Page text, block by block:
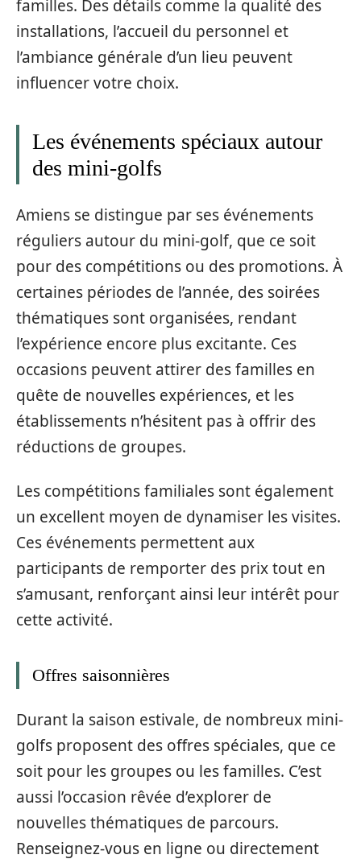
familles. Des détails comme la qualité des
installations, l’accueil du personnel et
l’ambiance générale d’un lieu peuvent
influencer votre choix.
Les événements spéciaux autour
des mini-golfs
Amiens se distingue par ses événements
réguliers autour du mini-golf, que ce soit
pour des compétitions ou des promotions. À
certaines périodes de l’année, des soirées
thématiques sont organisées, rendant
l’expérience encore plus excitante. Ces
occasions peuvent attirer des familles en
quête de nouvelles expériences, et les
établissements n’hésitent pas à offrir des
réductions de groupes.
Les compétitions familiales sont également
un excellent moyen de dynamiser les visites.
Ces événements permettent aux
participants de remporter des prix tout en
s’amusant, renforçant ainsi leur intérêt pour
cette activité.
Offres saisonnières
Durant la saison estivale, de nombreux mini-
golfs proposent des offres spéciales, que ce
soit pour les groupes ou les familles. C’est
aussi l’occasion rêvée d’explorer de
nouvelles thématiques de parcours.
Renseignez-vous en ligne ou directement